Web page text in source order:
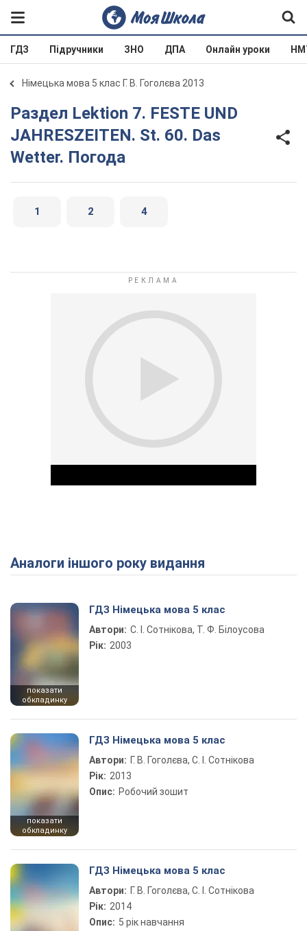
ГДЗ Підручники ЗНО ДПА Онлайн уроки
Німецька мова 5 клас Г. В. Гоголєва 2013
Раздел Lektion 7. FESTE UND
JAHRESZEITEN. St. 60. Das
Wetter. Погода
1 2 4
Play Video
Аналоги іншого року видання
показати
обкладинку
ГДЗ Німецька мова 5 клас
Автори: С. І. Сотнікова, Т. Ф. Білоусова
Рік: 2003
показати
обкладинку
ГДЗ Німецька мова 5 клас
Автори: Г. В. Гоголєва, С. І. Сотнікова
Рік: 2013
Опис: Робочий зошит
ГДЗ Німецька мова 5 клас
Автори: Г. В. Гоголєва, С. І. Сотнікова
Рік: 2014
Опис: 5 рік навчання